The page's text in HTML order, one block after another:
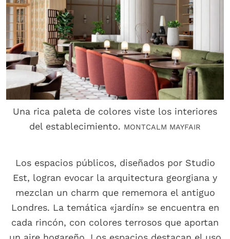
Una rica paleta de colores viste los interiores
del establecimiento. MONTCALM MAYFAIR
Los espacios públicos, diseñados por Studio
Est, logran evocar la arquitectura georgiana y
mezclan un charm que rememora el antiguo
Londres. La temática «jardín» se encuentra en
cada rincón, con colores terrosos que aportan